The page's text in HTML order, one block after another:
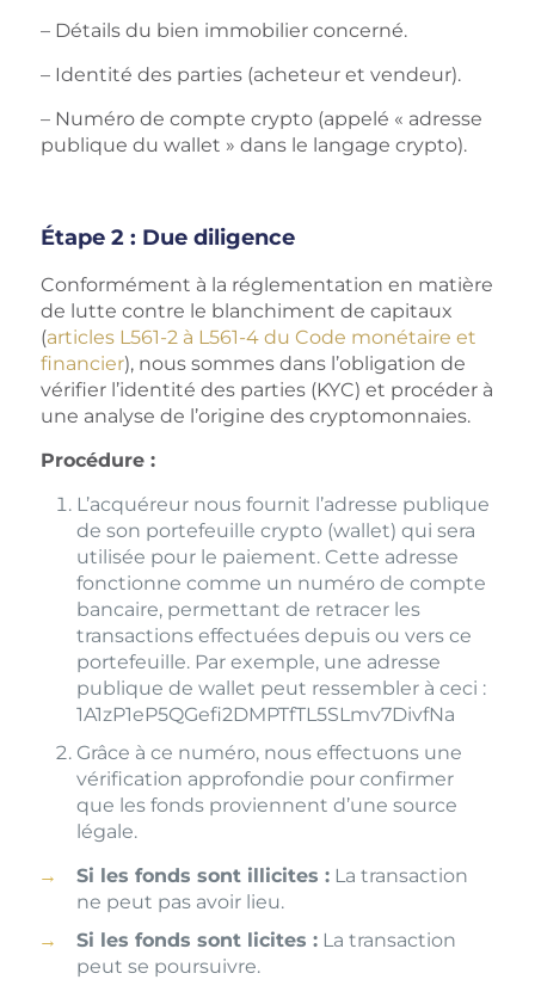
– Détails du bien immobilier concerné.
– Identité des parties (acheteur et vendeur).
– Numéro de compte crypto (appelé « adresse
publique du wallet » dans le langage crypto).
Étape 2 : Due diligence
Conformément à la réglementation en matière
de lutte contre le blanchiment de capitaux
(articles L561-2 à L561-4 du Code monétaire et
financier), nous sommes dans l’obligation de
vérifier l’identité des parties (KYC) et procéder à
une analyse de l’origine des cryptomonnaies.
Procédure :
L’acquéreur nous fournit l’adresse publique
de son portefeuille crypto (wallet) qui sera
utilisée pour le paiement. Cette adresse
fonctionne comme un numéro de compte
bancaire, permettant de retracer les
transactions effectuées depuis ou vers ce
portefeuille. Par exemple, une adresse
publique de wallet peut ressembler à ceci :
1A1zP1eP5QGefi2DMPTfTL5SLmv7DivfNa
Grâce à ce numéro, nous effectuons une
vérification approfondie pour confirmer
que les fonds proviennent d’une source
légale.
Si les fonds sont illicites :La transaction
ne peut pas avoir lieu.
Si les fonds sont licites :La transaction
peut se poursuivre.